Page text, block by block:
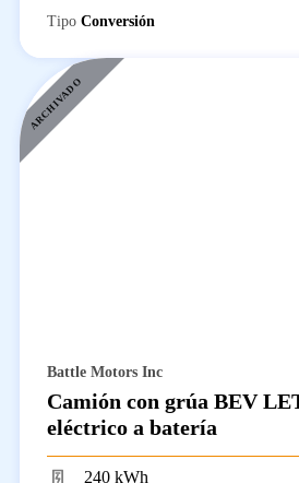
Tipo Conversión
ARCHIVADO
Battle Motors Inc
Camión con grúa BEV
eléctrico a batería
240 kWh